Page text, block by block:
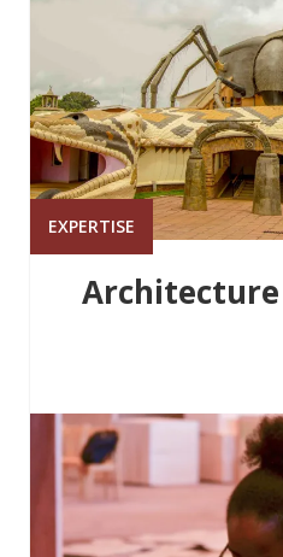
EXPERTISE